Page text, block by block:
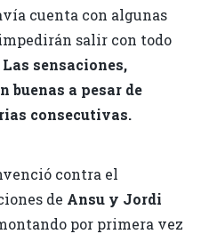
cuenta con algunas
salir con todo
Las sensaciones,
buenas a pesar de
consecutivas.
contra el
de Ansu y Jordi
por primera vez